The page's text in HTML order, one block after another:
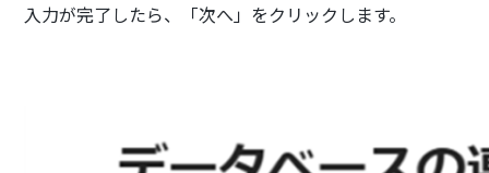
入力が完了したら、「次へ」をクリックします。